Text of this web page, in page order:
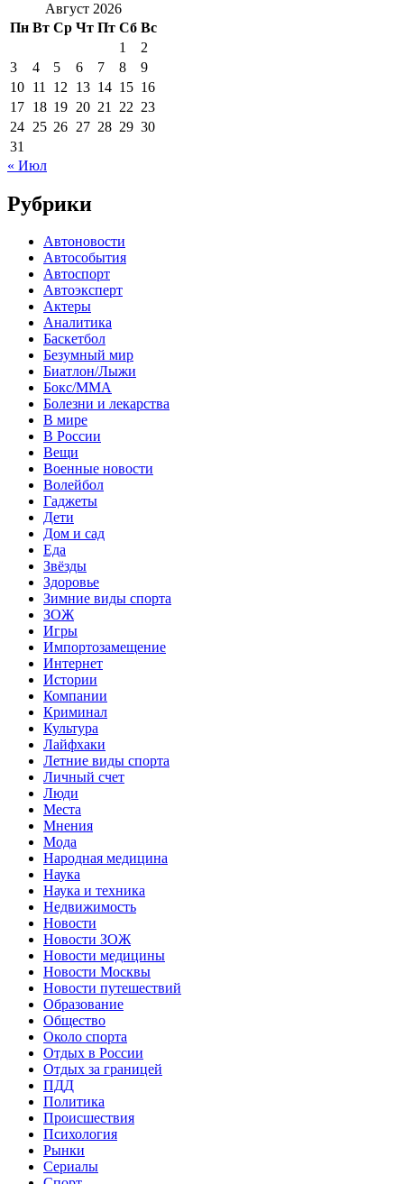
Август 2026
Пн Вт Ср Чт Пт Сб Вс
1
2
3
4 5 6 7 8
9
10 11 12 13 14 15 16
17 18 19 20 21 22 23
24 25 26 27 28 29 30
31
« Июл
Рубрики
Автоновости
Автособытия
Автоспорт
Автоэксперт
Актеры
Аналитика
Баскетбол
Безумный мир
Биатлон/Лыжи
Бокс/MMA
Болезни и лекарства
В мире
В России
Вещи
Военные новости
Волейбол
Гаджеты
Дети
Дом и сад
Еда
Звёзды
Здоровье
Зимние виды спорта
ЗОЖ
Игры
Импортозамещение
Интернет
Истории
Компании
Криминал
Культура
Лайфхаки
Летние виды спорта
Личный счет
Люди
Места
Мнения
Мода
Народная медицина
Наука
Наука и техника
Недвижимость
Новости
Новости ЗОЖ
Новости медицины
Новости Москвы
Новости путешествий
Образование
Общество
Около спорта
Отдых в России
Отдых за границей
ПДД
Политика
Происшествия
Психология
Рынки
Сериалы